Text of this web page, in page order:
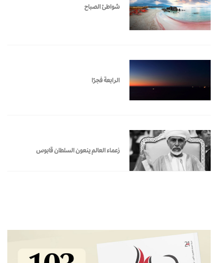
شواطئ الصباح
الرابعة فجرًا
زعماء العالم ينعون السلطان قابوس